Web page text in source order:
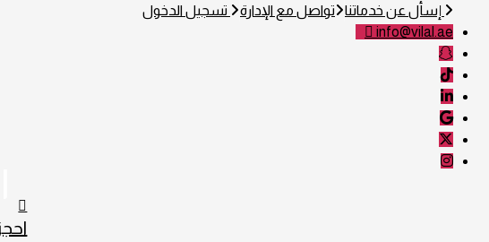
إسأل عن خدماتنا تواصل مع الإدارة
تسجيل الدخول
info@vilal.ae